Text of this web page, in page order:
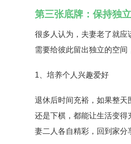
第三张底牌：保持独
很多人认为，夫妻老了就应
需要给彼此留出独立的空间
1、培养个人兴趣爱好
退休后时间充裕，如果整
还是下棋，都能让生活变得
妻二人各自精彩，回到家分